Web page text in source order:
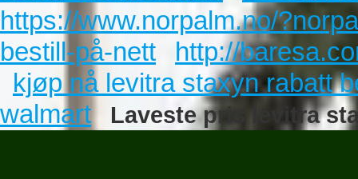
https://www.norpalm.no/
bestill-på-nett
http://
kjøp nå levitra staxyn rabatt
walmart
Laveste pris levitra